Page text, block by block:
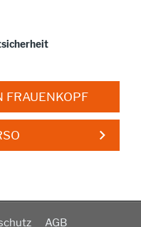
FRAUENKOPF
AGB